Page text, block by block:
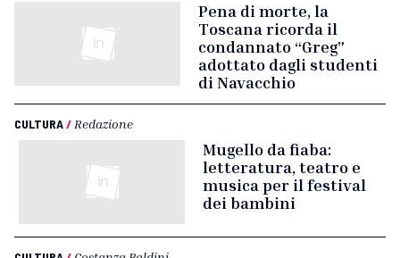
Pena di morte, la
Toscana ricorda il
condannato “Greg”
adottato dagli studenti
di Navacchio
CULTURA/ Redazione
Mugello da fiaba:
letteratura, teatro e
musica per il festival
dei bambini